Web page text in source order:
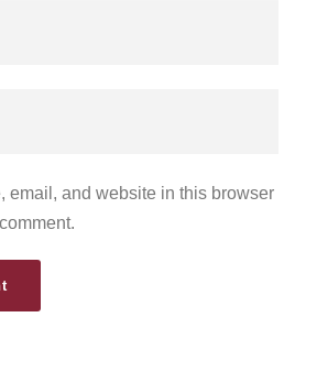
email, and website in this browser